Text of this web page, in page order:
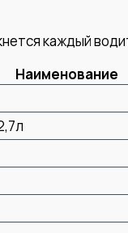
каждый
Наименование